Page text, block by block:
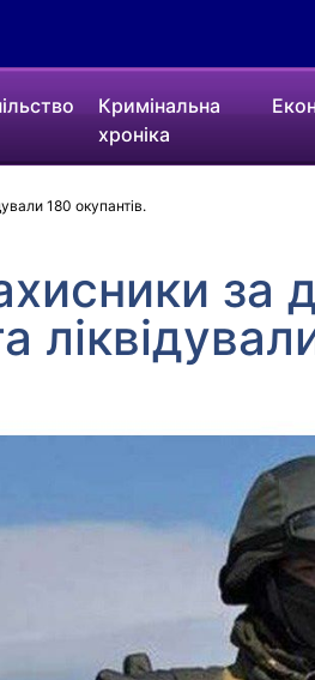
Кримінальна
хроніка
180 окупантів.
за